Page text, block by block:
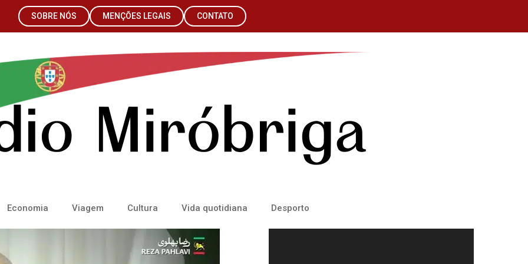
SOBRE NÓS MENÇÕES LEGAIS CONTATO
Economia Viagem Cultura Vida quotidiana Desporto